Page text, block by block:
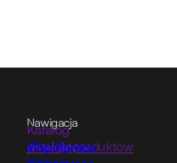
Nawigacja
Katalog produktów